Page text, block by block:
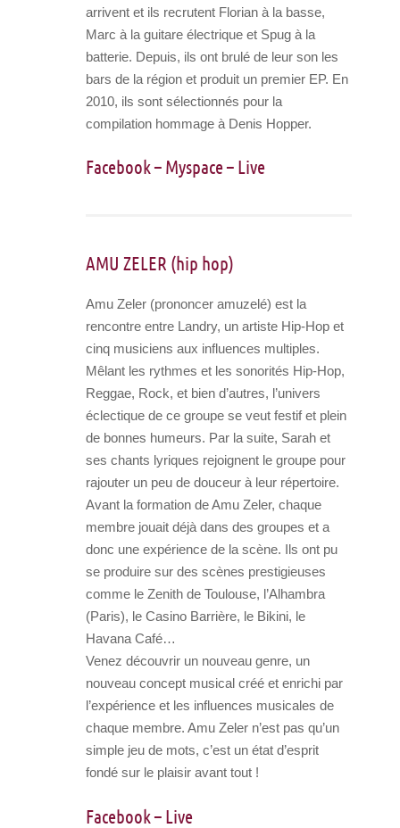
arrivent et ils recrutent Florian à la basse,
Marc à la guitare électrique et Spug à la
batterie. Depuis, ils ont brulé de leur son les
bars de la région et produit un premier EP. En
2010, ils sont sélectionnés pour la
compilation hommage à Denis Hopper.
Facebook– Myspace– Live
AMU ZELER (hip hop)
Amu Zeler (prononcer amuzelé) est la
rencontre entre Landry, un artiste Hip-Hop et
cinq musiciens aux influences multiples.
Mêlant les rythmes et les sonorités Hip-Hop,
Reggae, Rock, et bien d’autres, l’univers
éclectique de ce groupe se veut festif et plein
de bonnes humeurs. Par la suite, Sarah et
ses chants lyriques rejoignent le groupe pour
rajouter un peu de douceur à leur répertoire.
Avant la formation de Amu Zeler, chaque
membre jouait déjà dans des groupes et a
donc une expérience de la scène. Ils ont pu
se produire sur des scènes prestigieuses
comme le Zenith de Toulouse, l’Alhambra
(Paris), le Casino Barrière, le Bikini, le
Havana Café…
Venez découvrir un nouveau genre, un
nouveau concept musical créé et enrichi par
l’expérience et les influences musicales de
chaque membre. Amu Zeler n’est pas qu’un
simple jeu de mots, c’est un état d’esprit
fondé sur le plaisir avant tout !
Facebook– Live